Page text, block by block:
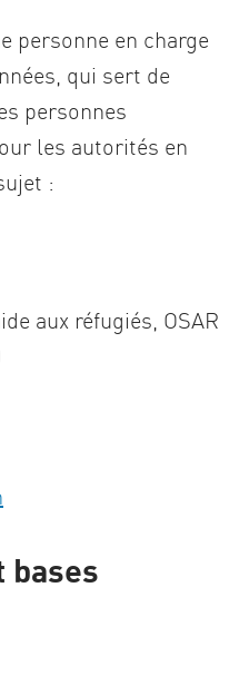
personne en charge
qui sert de
personnes
les autorités en
:
aux réfugiés, OSAR
bases